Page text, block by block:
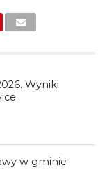
Wyniki
w gminie